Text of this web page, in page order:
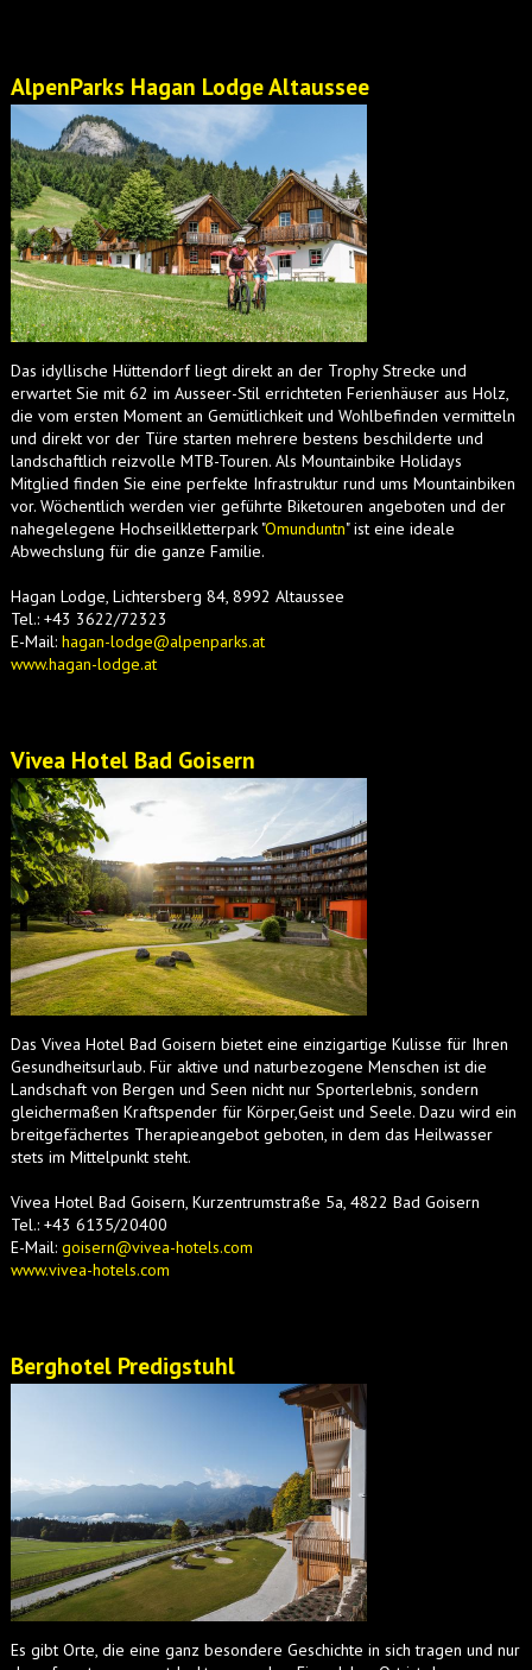
AlpenParks Hagan Lodge Altaussee
Das idyllische Hüttendorf liegt direkt an der Trophy Strecke und
erwartet Sie mit 62 im Ausseer-Stil errichteten Ferienhäuser aus Holz,
die vom ersten Moment an Gemütlichkeit und Wohlbefinden vermitteln
und direkt vor der Türe starten mehrere bestens beschilderte und
landschaftlich reizvolle MTB-Touren. Als Mountainbike Holidays
Mitglied finden Sie eine perfekte Infrastruktur rund ums Mountainbiken
vor. Wöchentlich werden vier geführte Biketouren angeboten und der
nahegelegene Hochseilkletterpark "Omunduntn" ist eine ideale
Abwechslung für die ganze Familie.
Hagan Lodge, Lichtersberg 84, 8992 Altaussee
Tel.: +43 3622/72323
E-Mail: hagan-lodge@alpenparks.at
www.hagan-lodge.at
Vivea Hotel Bad Goisern
Das Vivea Hotel Bad Goisern bietet eine einzigartige Kulisse für Ihren
Gesundheitsurlaub. Für aktive und naturbezogene Menschen ist die
Landschaft von Bergen und Seen nicht nur Sporterlebnis, sondern
gleichermaßen Kraftspender für Körper,Geist und Seele. Dazu wird ein
breitgefächertes Therapieangebot geboten, in dem das Heilwasser
stets im Mittelpunkt steht.
Vivea Hotel Bad Goisern, Kurzentrumstraße 5a, 4822 Bad Goisern
Tel.: +43 6135/20400
E-Mail: goisern@vivea-hotels.com
www.vivea-hotels.com
Berghotel Predigstuhl
Es gibt Orte, die eine ganz besondere Geschichte in sich tragen und nur